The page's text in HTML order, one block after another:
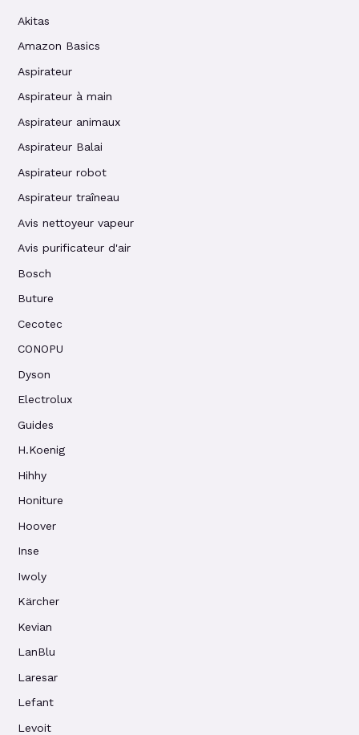
Akitas
Amazon Basics
Aspirateur
Aspirateur à main
Aspirateur animaux
Aspirateur Balai
Aspirateur robot
Aspirateur traîneau
Avis nettoyeur vapeur
Avis purificateur d'air
Bosch
Buture
Cecotec
CONOPU
Dyson
Electrolux
Guides
H.Koenig
Hihhy
Honiture
Hoover
Inse
Iwoly
Kärcher
Kevian
LanBlu
Laresar
Lefant
Levoit